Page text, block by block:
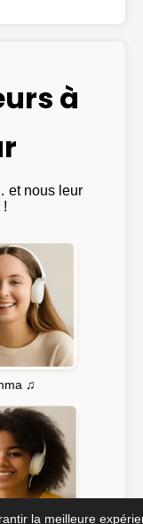
à
et nous leur
!
♫
la meilleure